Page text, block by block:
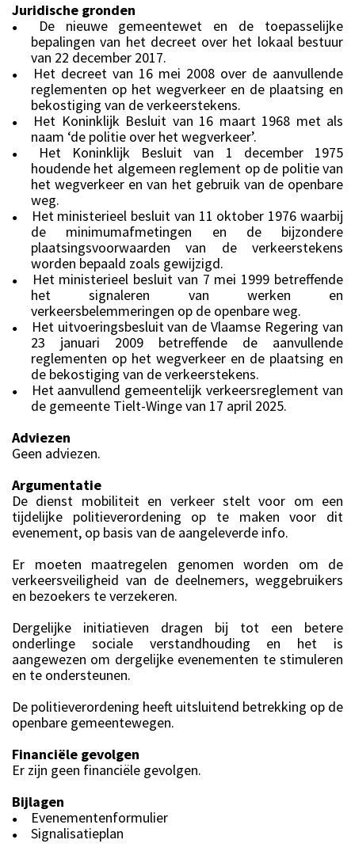
Juridische gronden
●
De nieuwe gemeentewet en de toepasselijke
bepalingen van het decreet over het lokaal bestuur
van 22 december 2017.
●
Het decreet van 16 mei 2008 over de aanvullende
reglementen op het wegverkeer en de plaatsing en
bekostiging van de verkeerstekens.
●
Het Koninklijk Besluit van 16 maart 1968 met als
naam ‘de politie over het wegverkeer’.
●
Het Koninklijk Besluit van 1 december 1975
houdende het algemeen reglement op de politie van
het wegverkeer en van het gebruik van de openbare
weg.
●
Het ministerieel besluit van 11 oktober 1976 waarbij
de minimumafmetingen en de bijzondere
plaatsingsvoorwaarden van de verkeerstekens
worden bepaald zoals gewijzigd.
●
Het ministerieel besluit van 7 mei 1999 betreffende
het signaleren van werken en
verkeersbelemmeringen op de openbare weg.
●
Het uitvoeringsbesluit van de Vlaamse Regering van
23 januari 2009 betreffende de aanvullende
reglementen op het wegverkeer en de plaatsing en
de bekostiging van de verkeerstekens.
●
Het aanvullend gemeentelijk verkeersreglement van
de gemeente Tielt-Winge van 17 april 2025.
Adviezen
Geen adviezen.
Argumentatie
De dienst mobiliteit en verkeer stelt voor om een
tijdelijke politieverordening op te maken voor dit
evenement, op basis van de aangeleverde info.
Er moeten maatregelen genomen worden om de
verkeersveiligheid van de deelnemers, weggebruikers
en bezoekers te verzekeren.
Dergelijke initiatieven dragen bij tot een betere
onderlinge sociale verstandhouding en het is
aangewezen om dergelijke evenementen te stimuleren
en te ondersteunen.
De politieverordening heeft uitsluitend betrekking op de
openbare gemeentewegen.
Financiële gevolgen
Er zijn geen financiële gevolgen.
Bijlagen
● Evenementenformulier
●
Signalisatieplan